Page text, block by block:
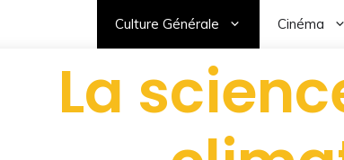
Culture Générale Cinéma
La